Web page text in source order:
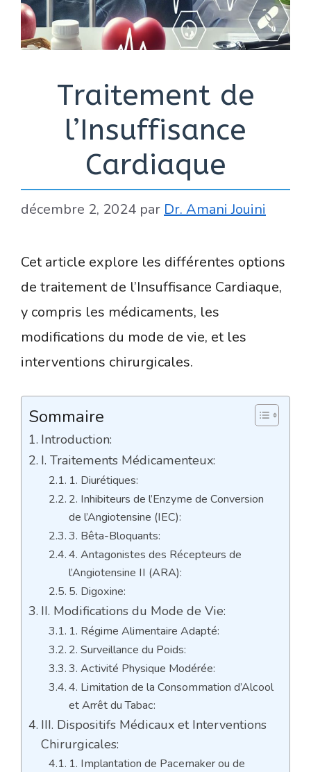
Traitement de
l’Insuffisance
Cardiaque
décembre 2, 2024 par Dr. Amani Jouini
Cet article explore les différentes options
de traitement de l’Insuffisance Cardiaque,
y compris les médicaments, les
modifications du mode de vie, et les
interventions chirurgicales.
Sommaire
Introduction:
I. Traitements Médicamenteux:
1. Diurétiques:
2. Inhibiteurs de l’Enzyme de Conversion
de l’Angiotensine (IEC):
3. Bêta-Bloquants:
4. Antagonistes des Récepteurs de
l’Angiotensine II (ARA):
5. Digoxine:
II. Modifications du Mode de Vie:
1. Régime Alimentaire Adapté:
2. Surveillance du Poids:
3. Activité Physique Modérée:
4. Limitation de la Consommation d’Alcool
et Arrêt du Tabac:
III. Dispositifs Médicaux et Interventions
Chirurgicales:
1. Implantation de Pacemaker ou de